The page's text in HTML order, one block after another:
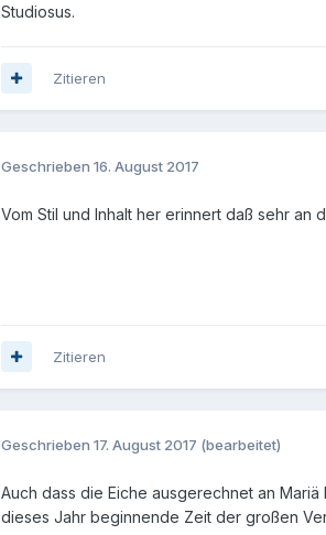
Studiosus.
Zitieren
Geschrieben 16. August 2017
Vom Stil und Inhalt her erinnert daß sehr
Zitieren
Geschrieben 17. August 2017 (bearbeitet)
Auch dass die Eiche ausgerechnet an
dieses Jahr beginnende Zeit der großen